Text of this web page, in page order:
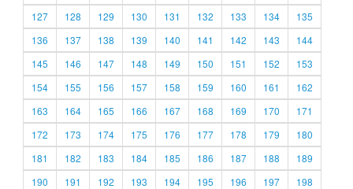
127
128 129 130 131 132 133 134
135
136
137 138 139 140 141 142 143
144
145
146 147 148 149 150 151 152
153
154
155 156 157 158 159 160 161
162
163
164 165 166 167 168 169 170
171
172
173 174 175 176 177 178 179
180
181
182 183 184 185 186 187 188
189
190
191 192 193 194 195 196 197
198